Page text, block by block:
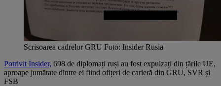
Scrisoarea cadrelor GRU Foto: Insider Rusia
Potrivit Insider, 698 de diplomați ruși au fost expulzați din țările UE,
aproape jumătate dintre ei fiind ofițeri de carieră din GRU, SVR și
FSB